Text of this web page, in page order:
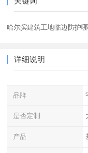
哈尔滨建筑工地临边防护
详细说明
品牌
是否定制
产品